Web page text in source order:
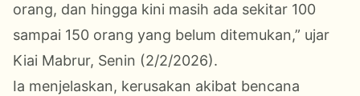
orang, dan hingga kini masih ada sekitar 100
sampai 150 orang yang belum ditemukan,” ujar
Kiai Mabrur, Senin (2/2/2026).
Ia menjelaskan, kerusakan akibat bencana